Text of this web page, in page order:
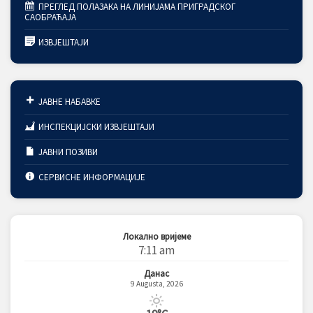
ПРЕГЛЕД ПОЛАЗАКА НА ЛИНИЈАМА ПРИГРАДСКОГ
САОБРАЋАЈА
ИЗВЈЕШТАЈИ
ЈАВНЕ НАБАВКЕ
ИНСПЕКЦИЈСКИ ИЗВЈЕШТАЈИ
ЈАВНИ ПОЗИВИ
СЕРВИСНЕ ИНФОРМАЦИЈЕ
Локално вријеме
7:11 am
Данас
9 Augusta, 2026